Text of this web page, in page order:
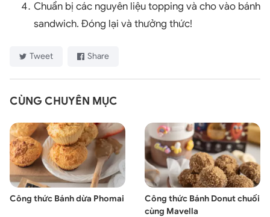
Chuẩn bị các nguyên liệu topping và cho vào bánh
sandwich. Đóng lại và thưởng thức!
Tweet Share
CÙNG CHUYÊN MỤC
Công thức Bánh dừa Phomai
Công thức Bánh Donut chuối
cùng Mavella